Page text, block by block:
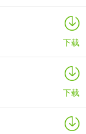
下载
下载